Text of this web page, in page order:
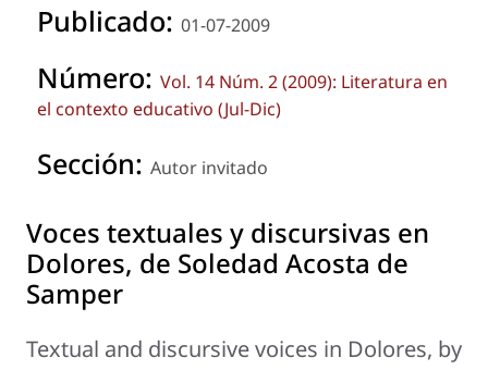
Publicado: 01-07-2009
Número: Vol. 14 Núm. 2 (2009): Literatura en
el contexto educativo (Jul-Dic)
Sección: Autor invitado
Voces textuales y discursivas en
Dolores, de Soledad Acosta de
Samper
Textual and discursive voices in Dolores, by